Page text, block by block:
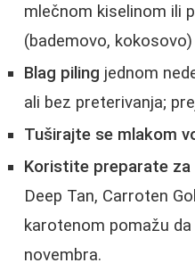
mlečnom kiselinom ili
(bademovo,
Blag piling jednom
ali bez preterivanja;
Tuširajte se mlakom
Koristite preparate za
Deep Tan, Carroten
karotenom pomažu
novembra.